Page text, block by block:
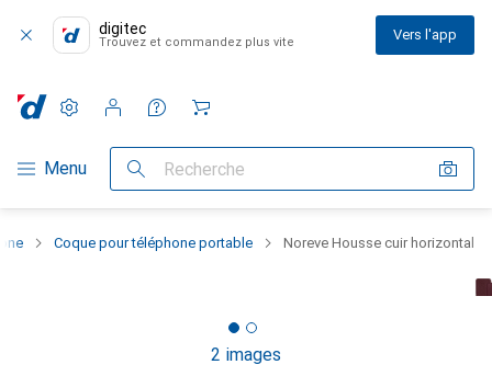
digitec
Trouvez et commandez plus vite Vers l'app
Navigation par catégorie
Menu Recherche
Paramètres
Compte client
Listes de comparaison
Listes d'envies
Panier
Coque pour téléphone portable Noreve Housse cuir horizontal
2 images